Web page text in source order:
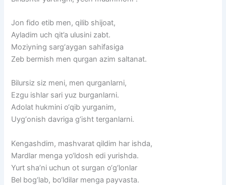
Jon fido etib men, qilib shijoat,
Ayladim uch qit’a ulusini zabt.
Moziyning sarg‘aygan sahifasiga
Zeb bermish men qurgan azim saltanat.
Bilursiz siz meni, men qurganlarni,
Ezgu ishlar sari yuz burganlarni.
Adolat hukmini o‘qib yurganim,
Uyg‘onish davriga g‘isht terganlarni.
Kengashdim, mashvarat qildim har ishda,
Mardlar menga yo‘ldosh edi yurishda.
Yurt sha’ni uchun ot surgan o‘g‘lonlar
Bel bog‘lab, bo‘ldilar menga payvasta.